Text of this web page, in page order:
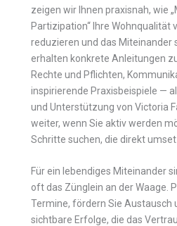
zeigen wir Ihnen praxisnah, wie
Partizipation“ Ihre Wohnqualität
reduzieren und das Miteinander
erhalten konkrete Anleitungen
Rechte und Pflichten,
inspirierende Praxisbeispiele —
und Unterstützung von Victoria
weiter, wenn Sie aktiv werden
Schritte suchen, die direkt
Für ein lebendiges Miteinander
oft das Zünglein an der Waage.
Termine, fördern Sie Austausch
sichtbare Erfolge, die das